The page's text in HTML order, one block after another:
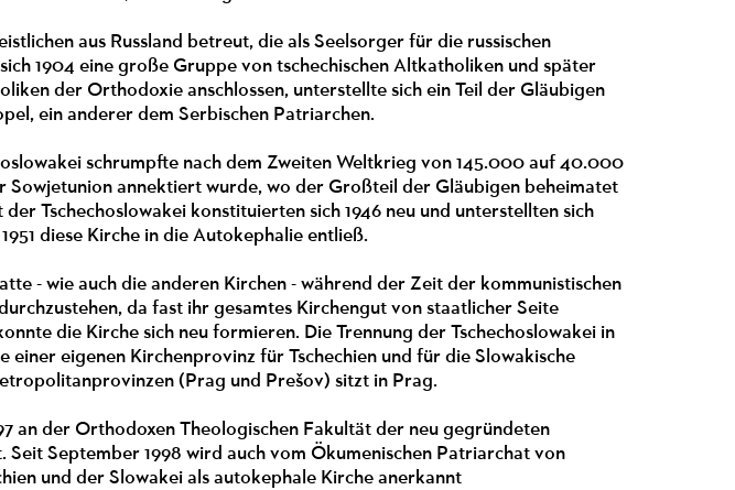
aus Russland betreut, die als Seelsorger für die russischen
1904 eine große Gruppe von tschechischen Altkatholiken und später
der Orthodoxie anschlossen, unterstellte sich ein Teil der Gläubigen
ein anderer dem Serbischen Patriarchen.
schrumpfte nach dem Zweiten Weltkrieg von 145.000 auf 40.000
Sowjetunion annektiert wurde, wo der Großteil der Gläubigen beheimatet
Tschechoslowakei konstituierten sich 1946 neu und unterstellten sich
diese Kirche in die Autokephalie entließ.
- wie auch die anderen Kirchen - während der Zeit der kommunistischen
da fast ihr gesamtes Kirchengut von staatlicher Seite
die Kirche sich neu formieren. Die Trennung der Tschechoslowakei in
einer eigenen Kirchenprovinz für Tschechien und für die Slowakische
(Prag und Prešov) sitzt in Prag.
an der Orthodoxen Theologischen Fakultät der neu gegründeten
September 1998 wird auch vom Ökumenischen Patriarchat von
und der Slowakei als autokephale Kirche anerkannt